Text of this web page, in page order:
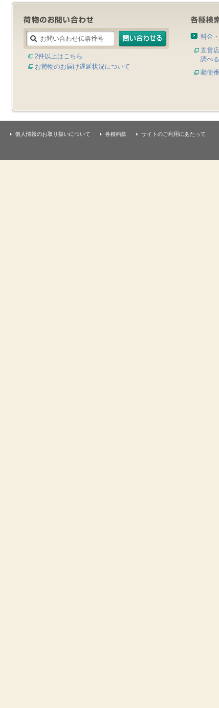
2件以上はこちら
お荷物のお届け遅延状況について
料金
直営
調べる
郵便
個人情報のお取り扱いについて 各種約款 サイトのご利用にあたって